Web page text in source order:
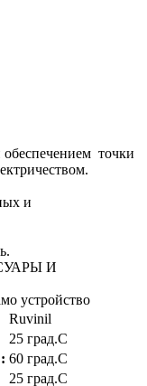
обеспечением точки
и
И
устройство
Ruvinil
25 град.C
60 град.C
25 град.C